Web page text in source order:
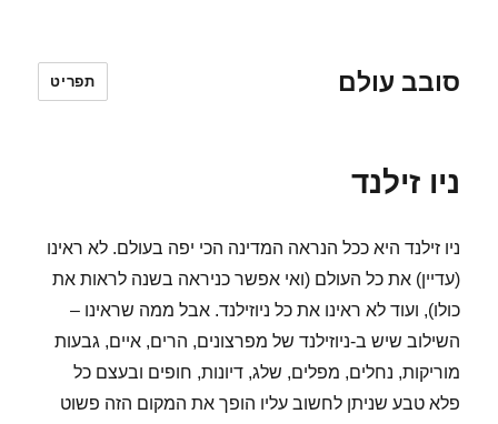
סובב עולם תפריט
ניו זילנד
ניו זילנד היא ככל הנראה המדינה הכי יפה בעולם. לא ראינו
(עדיין) את כל העולם (ואי אפשר כניראה בשנה לראות את
כולו), ועוד לא ראינו את כל ניוזילנד. אבל ממה שראינו –
השילוב שיש ב-ניוזילנד של מפרצונים, הרים, איים, גבעות
מוריקות, נחלים, מפלים, שלג, דיונות, חופים ובעצם כל
פלא טבע שניתן לחשוב עליו הופך את המקום הזה פשוט